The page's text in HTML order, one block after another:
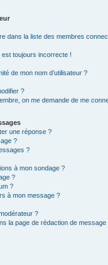
dans la liste des membres
est toujours incorrecte !
de mon nom d’utilisateur ?
?
on me demande de me
une réponse ?
?
?
à mon sondage ?
?
?
à mon message ?
?
la page de rédaction de message